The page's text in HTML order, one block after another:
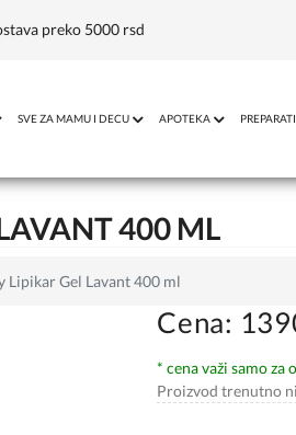
preko 5000 rsd
SVE ZA MAMU I DECU APOTEKA
400 ML
Lipikar Gel Lavant 400 ml
Cena:
* cena važi samo za
Proizvod trenutno